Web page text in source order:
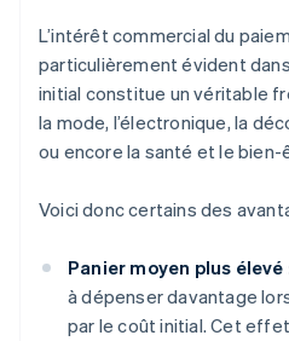
L’intérêt commercial du
particulièrement évident
initial constitue un véritable
la mode, l’électronique, la
ou encore la santé et le bien-
Voici donc certains des
Panier moyen plus élevé
à dépenser davantage
par le coût initial. Cet